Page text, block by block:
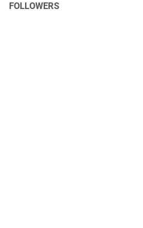
FOLLOWERS